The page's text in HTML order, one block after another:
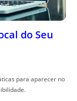
do Seu
para aparecer no